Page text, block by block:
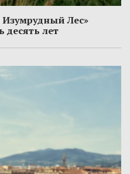
Изумрудный Лес»
десять лет